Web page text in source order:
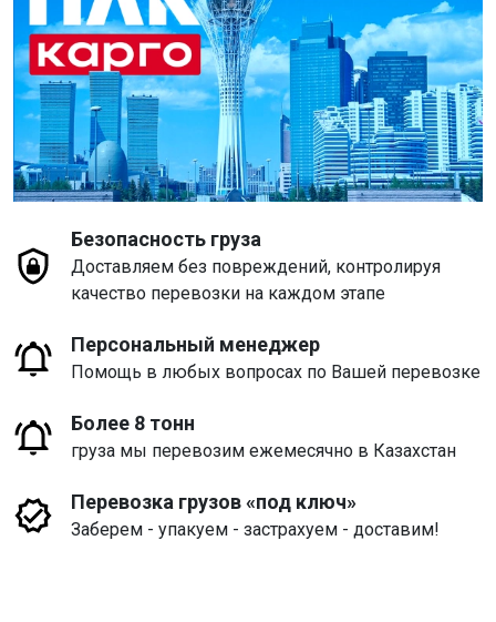
Безопасность груза
Доставляем без повреждений, контролируя
качество перевозки на каждом этапе
Персональный менеджер
Помощь в любых вопросах по Вашей перевозке
Более 8 тонн
груза мы перевозим ежемесячно в Казахстан
Перевозка грузов «под ключ»
Заберем - упакуем - застрахуем - доставим!